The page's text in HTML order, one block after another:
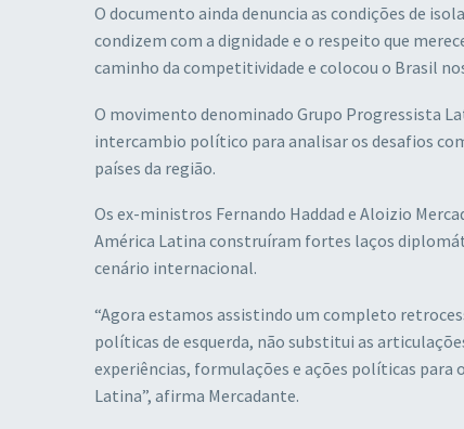
O documento ainda denuncia as condições de
condizem com a dignidade e o respeito que
caminho da competitividade e colocou o Brasil
O movimento denominado Grupo Progressista
intercambio político para analisar os desafios
países da região.
Os ex-ministros Fernando Haddad e Aloizio
América Latina construíram fortes laços
cenário internacional.
“Agora estamos assistindo um completo
políticas de esquerda, não substitui as
experiências, formulações e ações políticas
Latina”, afirma Mercadante.